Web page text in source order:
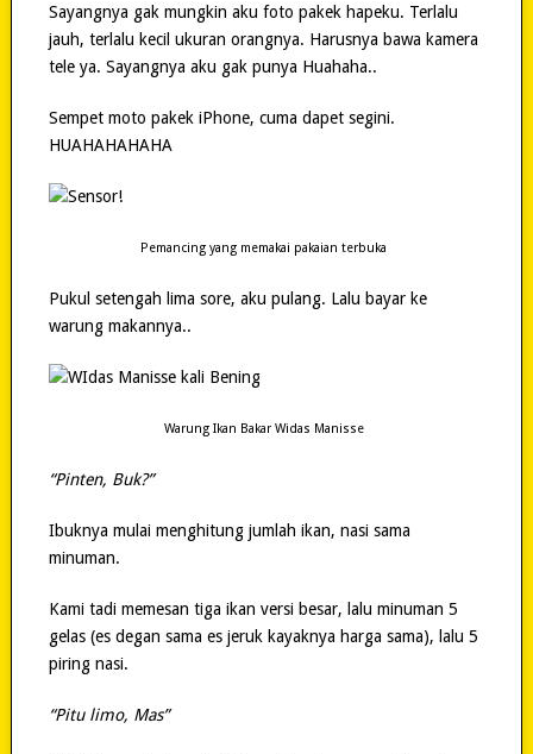
Sayangnya gak mungkin aku foto pakek hapeku. Terlalu
jauh, terlalu kecil ukuran orangnya. Harusnya bawa kamera
tele ya. Sayangnya aku gak punya Huahaha..
Sempet moto pakek iPhone, cuma dapet segini.
HUAHAHAHAHA
Pemancing yang memakai pakaian terbuka
Pukul setengah lima sore, aku pulang. Lalu bayar ke
warung makannya..
Warung Ikan Bakar Widas Manisse
“Pinten, Buk?”
Ibuknya mulai menghitung jumlah ikan, nasi sama
minuman.
Kami tadi memesan tiga ikan versi besar, lalu minuman 5
gelas (es degan sama es jeruk kayaknya harga sama), lalu 5
piring nasi.
“Pitu limo, Mas”